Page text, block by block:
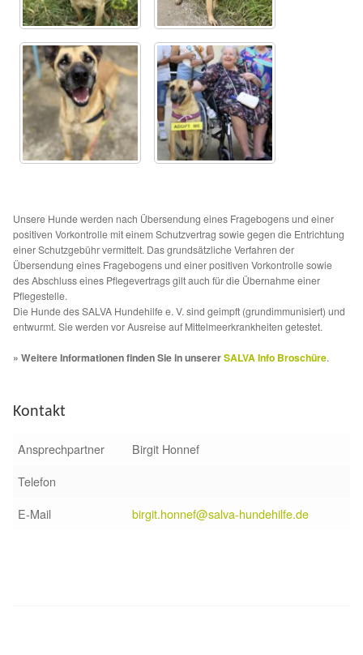
Unsere Hunde werden nach Übersendung eines Fragebogens und einer
positiven Vorkontrolle mit einem Schutzvertrag sowie gegen die Entrichtung
einer Schutzgebühr vermittelt. Das grundsätzliche Verfahren der
Übersendung eines Fragebogens und einer positiven Vorkontrolle sowie
des Abschluss eines Pflegevertrags gilt auch für die Übernahme einer
Pflegestelle.
Die Hunde des SALVA Hundehilfe e. V. sind geimpft (grundimmunisiert) und
entwurmt. Sie werden vor Ausreise auf Mittelmeerkrankheiten getestet.
» Weitere Informationen finden Sie in unsererSALVA Info Broschüre.
Kontakt
Ansprechpartner
Birgit Honnef
Telefon
E-Mail
birgit.honnef@salva-hundehilfe.de